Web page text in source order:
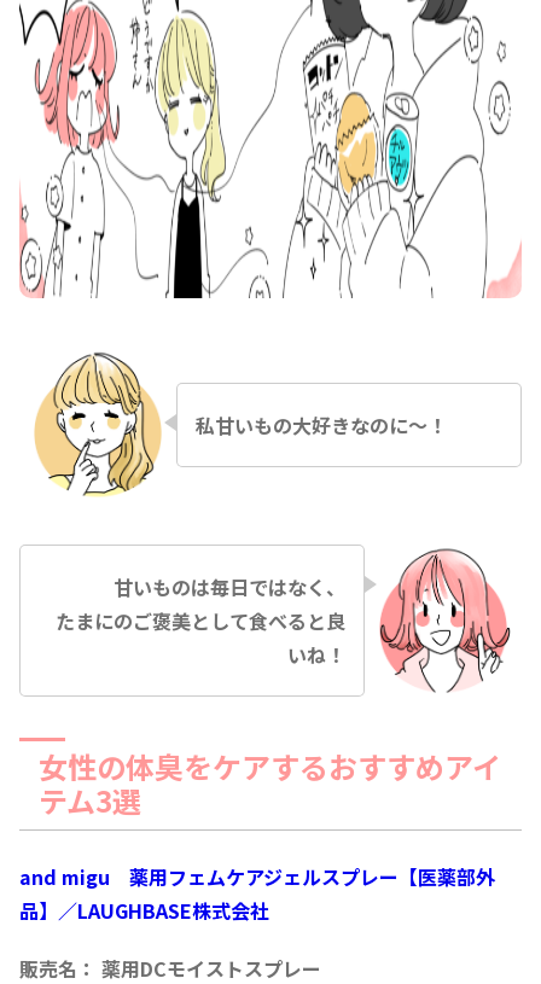
私甘いもの大好きなのに〜！
甘いものは毎日ではなく、
たまにのご褒美として食べると良
いね！
女性の体臭をケアするおすすめアイ
テム3選
and migu 薬用フェムケアジェルスプレー【医薬部外
品】／LAUGHBASE株式会社
販売名： 薬用DCモイストスプレー